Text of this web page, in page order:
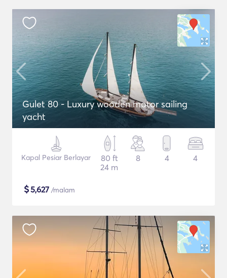
Gulet 80 - Luxury wooden motor sailing
yacht
Kapal Pesiar Berlayar
80 ft
24 m
8 4 4
$5,627 /malam